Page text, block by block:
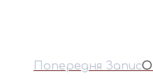
Попередня Запис